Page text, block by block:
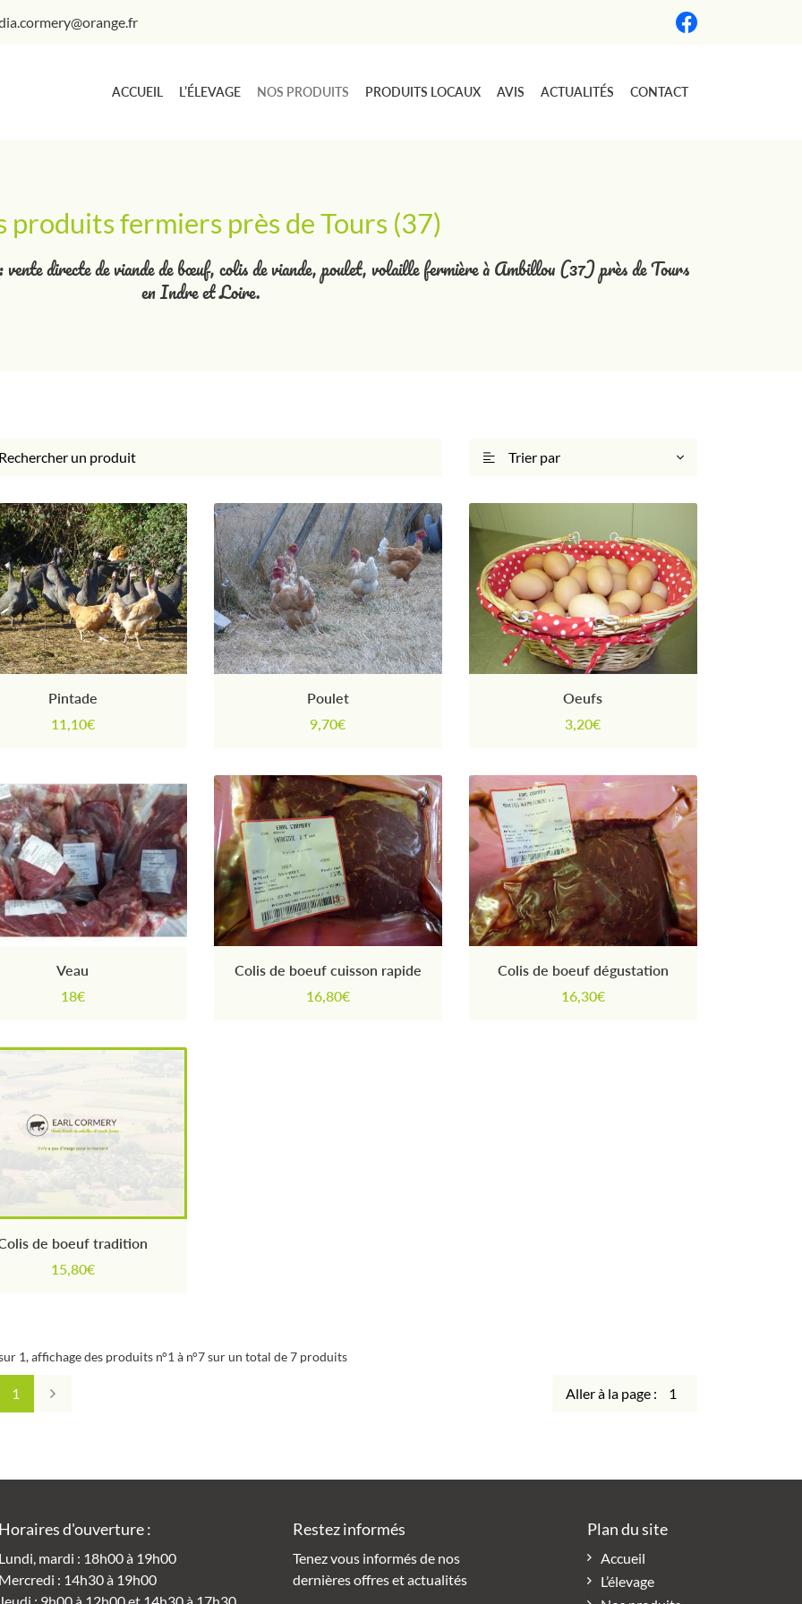
ACCUEIL L’ÉLEVAGE NOS PRODUITS PRODUITS LOCAUX AVIS ACTUALITÉS CONTACT
le
produits fermiers près de Tours (37)
vente directe de viande de bœuf, colis de viande, poulet, volaille fermière à Ambillou (37) près de Tours
en Indre et Loire.
 Trier par
Pintade
11,10€
Poulet
9,70€
Oeufs
3,20€
Veau
18€
Colis de boeuf cuisson rapide
16,80€
Colis de boeuf dégustation
16,30€
de boeuf tradition
15,80€
1,affichage des produits n°1 à n°7 sur un total de 7 produits
1 Aller à la page :
Horaires d'ouverture :
Lundi, mardi : 18h00 à 19h00
Mercredi : 14h30 à 19h00
Restez informés
Tenez vous informés de nos
dernières offres et actualités
Plan du site
Accueil
L’élevage